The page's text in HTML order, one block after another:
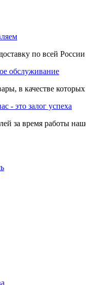
по всей
обслуживание
в качестве
- это залог успеха
за время работы